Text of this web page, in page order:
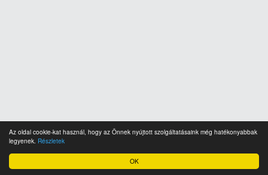
OK
Az oldal cookie-kat használ, hogy az Önnek nyújtott szolgáltatásaink még hatékonyabbak
legyenek. Részletek